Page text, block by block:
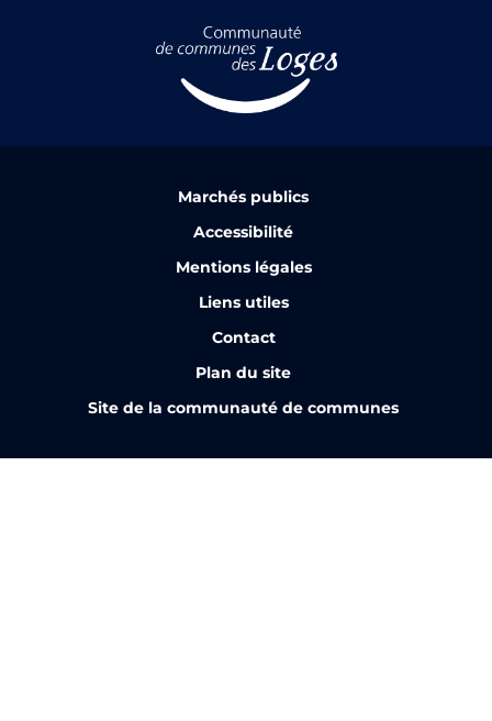
Marchés publics
Accessibilité
Mentions légales
Liens utiles
Contact
Plan du site
Site de la communauté de communes